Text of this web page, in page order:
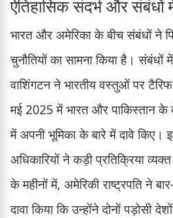
ऐतिहासिक संदर्भ और संबंधों
भारत और अमेरिका के बीच संबंधों ने
चुनौतियों का सामना किया है। संबंधों
वाशिंगटन ने भारतीय वस्तुओं पर
मई 2025 में भारत और पाकिस्तान
में अपनी भूमिका के बारे में दावे किए।
अधिकारियों ने कड़ी प्रतिक्रिया
के महीनों में, अमेरिकी राष्ट्रपति ने
दावा किया कि उन्होंने दोनों पड़ोसी